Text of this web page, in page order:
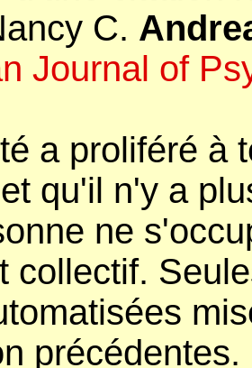
C.
Journal of
a proliféré à
qu'il n'y a
ne
collectif.